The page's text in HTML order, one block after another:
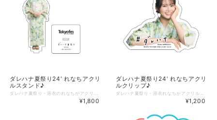
ダレハナ夏祭り24' れなちアクリ
ルスタンド♪
¥1,800
ダレハナ夏祭り24' れなちアクリ
ルクリップ♪
¥1,200